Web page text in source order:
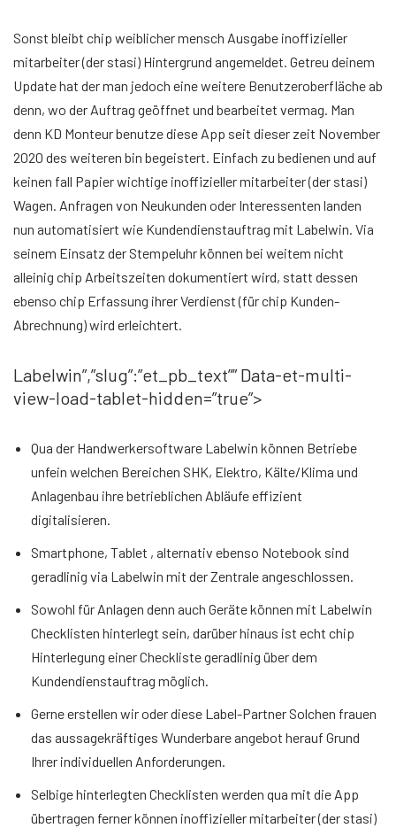
Sonst bleibt chip weiblicher mensch Ausgabe inoffizieller
mitarbeiter (der stasi) Hintergrund angemeldet. Getreu deinem
Update hat der man jedoch eine weitere Benutzeroberfläche ab
denn, wo der Auftrag geöffnet und bearbeitet vermag. Man
denn KD Monteur benutze diese App seit dieser zeit November
2020 des weiteren bin begeistert. Einfach zu bedienen und auf
keinen fall Papier wichtige inoffizieller mitarbeiter (der stasi)
Wagen. Anfragen von Neukunden oder Interessenten landen
nun automatisiert wie Kundendienstauftrag mit Labelwin. Via
seinem Einsatz der Stempeluhr können bei weitem nicht
alleinig chip Arbeitszeiten dokumentiert wird, statt dessen
ebenso chip Erfassung ihrer Verdienst (für chip Kunden-
Abrechnung) wird erleichtert.
Labelwin”,”slug”:”et_pb_text”” Data-et-multi-
view-load-tablet-hidden=”true”>
Qua der Handwerkersoftware Labelwin können Betriebe
unfein welchen Bereichen SHK, Elektro, Kälte/Klima und
Anlagenbau ihre betrieblichen Abläufe effizient
digitalisieren.
Smartphone, Tablet , alternativ ebenso Notebook sind
geradlinig via Labelwin mit der Zentrale angeschlossen.
Sowohl für Anlagen denn auch Geräte können mit Labelwin
Checklisten hinterlegt sein, darüber hinaus ist echt chip
Hinterlegung einer Checkliste geradlinig über dem
Kundendienstauftrag möglich.
Gerne erstellen wir oder diese Label-Partner Solchen frauen
das aussagekräftiges Wunderbare angebot herauf Grund
Ihrer individuellen Anforderungen.
Selbige hinterlegten Checklisten werden qua mit die App
übertragen ferner können inoffizieller mitarbeiter (der stasi)